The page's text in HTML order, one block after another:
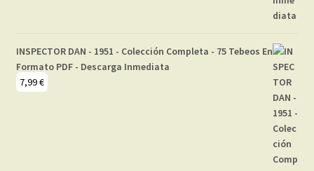
INSPECTOR DAN - 1951 - Colección Completa - 75 Tebeos En
Formato PDF - Descarga Inmediata
7,99€